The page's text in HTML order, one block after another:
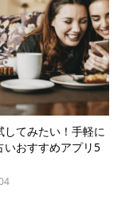
してみたい！手軽に
いおすすめアプリ5